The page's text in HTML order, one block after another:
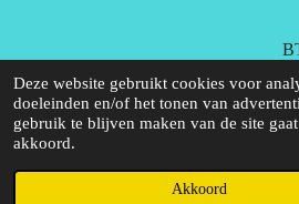
Deze website gebruikt cookies voor
doeleinden en/of het tonen van
gebruik te blijven maken van de site
akkoord.
Akkoord
© 2020 - 2026 3D Print-it B.V.
Telefoonnummer